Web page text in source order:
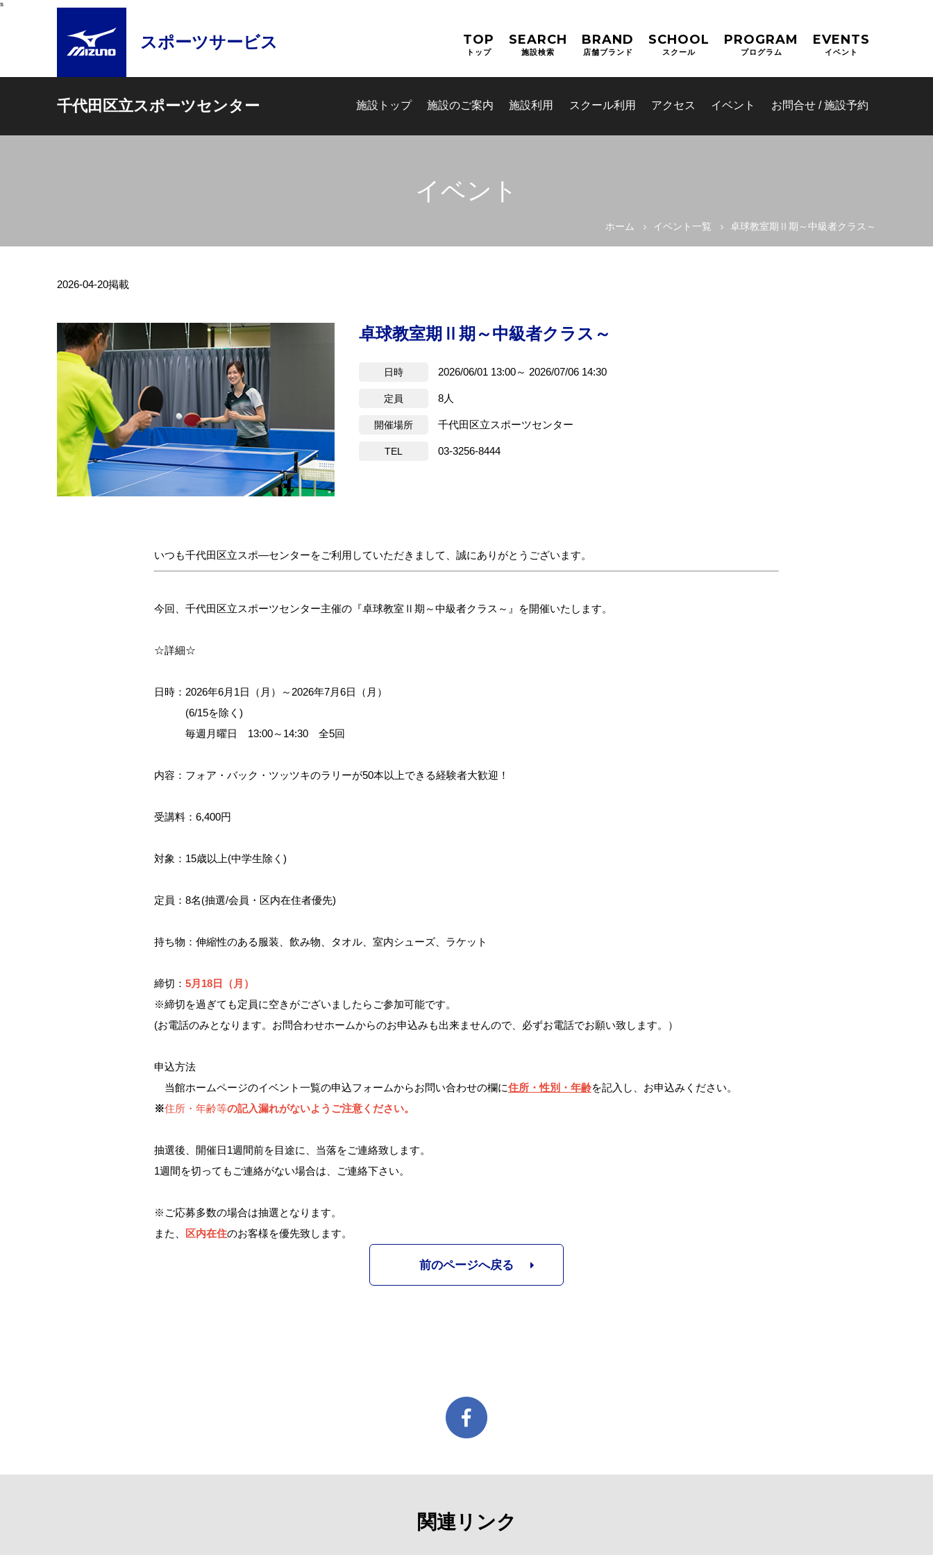
s
スポーツサービス TOP
トップ
SEARCH
施設検索
BRAND
店舗ブランド
SCHOOL
スクール
PROGRAM
プログラム
EVENTS
イベント
千代田区立スポーツセンター 施設トップ 施設のご案内 施設利用 スクール利用 アクセス イベント お問合せ / 施設予約
すぽすたちよだ施設予約システム
イベント
ホーム イベント一覧 卓球教室期Ⅱ期～中級者クラス～
2026-04-20掲載
卓球教室期Ⅱ期～中級者クラス～
日時 2026/06/01 13:00～ 2026/07/06 14:30
定員 8人
開催場所 千代田区立スポーツセンター
TEL 03-3256-8444
いつも千代田区立スポ―センターをご利用していただきまして、誠にありがとうございます。
今回、千代田区立スポーツセンター主催の『卓球教室Ⅱ期～中級者クラス～』を開催いたします。
☆詳細☆
日時：2026年6月1日（月）～2026年7月6日（月）
(6/15を除く)
毎週月曜日 13:00～14:30 全5回
内容：フォア・バック・ツッツキのラリーが50本以上できる経験者大歓迎！
受講料：6,400円
対象：15歳以上(中学生除く)
定員：8名(抽選/会員・区内在住者優先)
持ち物：伸縮性のある服装、飲み物、タオル、室内シューズ、ラケット
締切： 5月18日（月）
※締切を過ぎても定員に空きがございましたらご参加可能です。
(お電話のみとなります。お問合わせホームからのお申込みも出来ませんので、必ずお電話でお願い致します。）
申込方法
当館ホームページのイベント一覧の申込フォームからお問い合わせの欄に住所・性別・年齢を記入し、お申込みください。
※住所・年齢等の記入漏れがないようご注意ください。
抽選後、開催日1週間前を目途に、当落をご連絡致します。
1週間を切ってもご連絡がない場合は、ご連絡下さい。
※ご応募多数の場合は抽選となります。
また、
区内在住のお客様を優先致します。
前のページへ戻る
関連リンク